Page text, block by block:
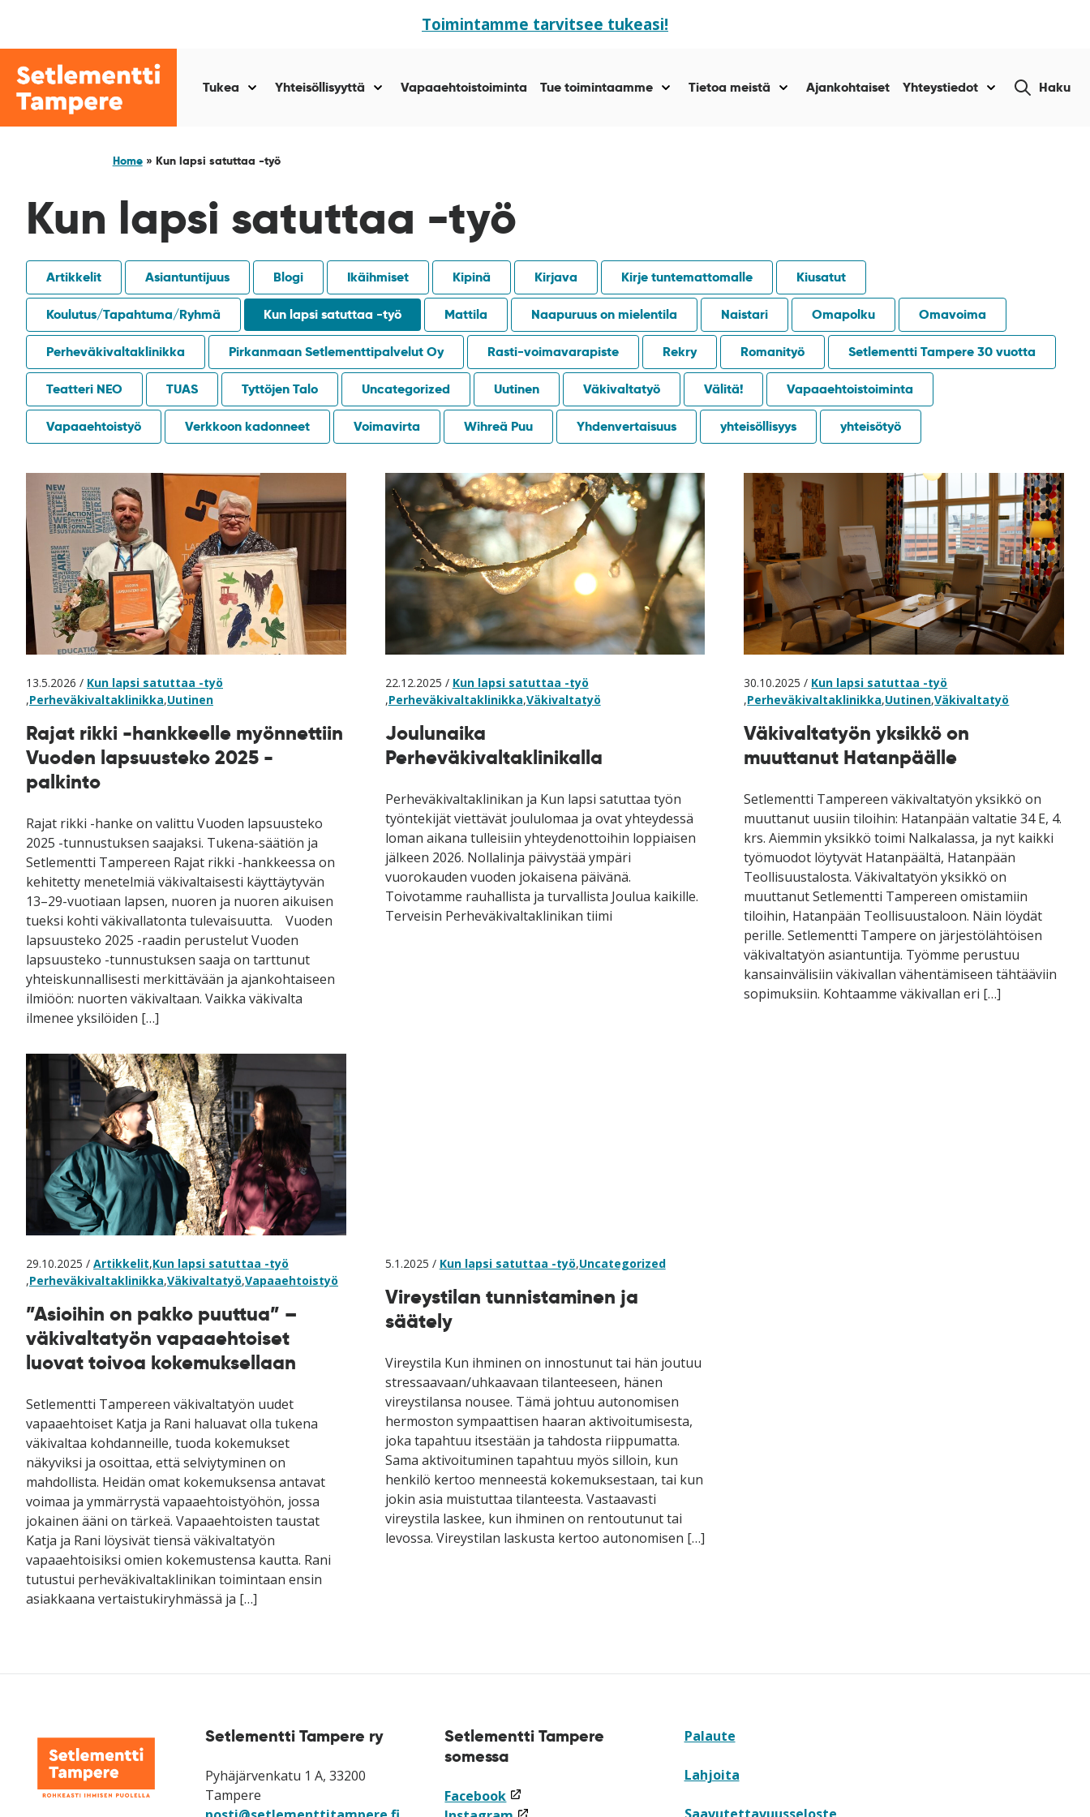
Toimintamme tarvitsee tukeasi!
Tampere
Tukea
Näytä
“Tukea
Yhteisöllisyyttä
Näytä
Vapaaehtoistoiminta Tue toimintaamme
Näytä
Tietoa meistä
Näytä
Ajankohtaiset Yhteystiedot
Näytä
Etsi
Haku
Home» Kun lapsi satuttaa -työ
Kun lapsi satuttaa -työ
Artikkelit Asiantuntijuus Blogi Ikäihmiset Kipinä Kirjava Kirje tuntemattomalle Kiusatut
Koulutus/Tapahtuma/Ryhmä Kun lapsi satuttaa -työ Mattila Naapuruus on mielentila Naistari Omapolku Omavoima
Perheväkivaltaklinikka Pirkanmaan Setlementtipalvelut Oy Rasti-voimavarapiste Rekry Romanityö Setlementti Tampere 30 vuotta
Teatteri NEO TUAS Tyttöjen Talo Uncategorized Uutinen Väkivaltatyö Välitä! Vapaaehtoistoiminta
Vapaaehtoistyö Verkkoon kadonneet Voimavirta Wihreä Puu Yhdenvertaisuus yhteisöllisyys yhteisötyö
13.5.2026 / Kun lapsi satuttaa -työ
,Perheväkivaltaklinikka,Uutinen
Rajat rikki -hankkeelle myönnettiin
Vuoden lapsuusteko 2025 -
palkinto
Rajat rikki -hanke on valittu Vuoden lapsuusteko
2025 -tunnustuksen saajaksi. Tukena-säätiön ja
Setlementti Tampereen Rajat rikki -hankkeessa on
kehitetty menetelmiä väkivaltaisesti käyttäytyvän
13–29-vuotiaan lapsen, nuoren ja nuoren aikuisen
tueksi kohti väkivallatonta tulevaisuutta. Vuoden
lapsuusteko 2025 -raadin perustelut ​Vuoden
lapsuusteko -tunnustuksen saaja on tarttunut
yhteiskunnallisesti merkittävään ja ajankohtaiseen
ilmiöön: nuorten väkivaltaan. Vaikka väkivalta
ilmenee yksilöiden […]
22.12.2025 / Kun lapsi satuttaa -työ
,Perheväkivaltaklinikka,Väkivaltatyö
Joulunaika
Perheväkivaltaklinikalla
Perheväkivaltaklinikan ja Kun lapsi satuttaa työn
työntekijät viettävät joululomaa ja ovat yhteydessä
loman aikana tulleisiin yhteydenottoihin loppiaisen
jälkeen 2026. Nollalinja päivystää ympäri
vuorokauden vuoden jokaisena päivänä.
Toivotamme rauhallista ja turvallista Joulua kaikille.
Terveisin Perheväkivaltaklinikan tiimi
30.10.2025 / Kun lapsi satuttaa -työ
,Perheväkivaltaklinikka,Uutinen,Väkivaltatyö
Väkivaltatyön yksikkö on
muuttanut Hatanpäälle
Setlementti Tampereen väkivaltatyön yksikkö on
muuttanut uusiin tiloihin: Hatanpään valtatie 34 E, 4.
krs. Aiemmin yksikkö toimi Nalkalassa, ja nyt kaikki
työmuodot löytyvät Hatanpäältä, Hatanpään
Teollisuustalosta. Väkivaltatyön yksikkö on
muuttanut Setlementti Tampereen omistamiin
tiloihin, Hatanpään Teollisuustaloon. Näin löydät
perille. Setlementti Tampere on järjestölähtöisen
väkivaltatyön asiantuntija. Työmme perustuu
kansainvälisiin väkivallan vähentämiseen tähtääviin
sopimuksiin. Kohtaamme väkivallan eri […]
29.10.2025 / Artikkelit,Kun lapsi satuttaa -työ
,Perheväkivaltaklinikka,Väkivaltatyö,Vapaaehtoistyö
”Asioihin on pakko puuttua” –
väkivaltatyön vapaaehtoiset
luovat toivoa kokemuksellaan
Setlementti Tampereen väkivaltatyön uudet
vapaaehtoiset Katja ja Rani haluavat olla tukena
väkivaltaa kohdanneille, tuoda kokemukset
näkyviksi ja osoittaa, että selviytyminen on
mahdollista. Heidän omat kokemuksensa antavat
voimaa ja ymmärrystä vapaaehtoistyöhön, jossa
jokainen ääni on tärkeä. Vapaaehtoisten taustat
Katja ja Rani löysivät tiensä väkivaltatyön
vapaaehtoisiksi omien kokemustensa kautta. Rani
tutustui perheväkivaltaklinikan toimintaan ensin
asiakkaana vertaistukiryhmässä ja […]
5.1.2025 / Kun lapsi satuttaa -työ,Uncategorized
Vireystilan tunnistaminen ja
säätely
Vireystila Kun ihminen on innostunut tai hän joutuu
stressaavaan/uhkaavaan tilanteeseen, hänen
vireystilansa nousee. Tämä johtuu autonomisen
hermoston sympaattisen haaran aktivoitumisesta,
joka tapahtuu itsestään ja tahdosta riippumatta.
Sama aktivoituminen tapahtuu myös silloin, kun
henkilö kertoo menneestä kokemuksestaan, tai kun
jokin asia muistuttaa tilanteesta. Vastaavasti
vireystila laskee, kun ihminen on rentoutunut tai
levossa. Vireystilan laskusta kertoo autonomisen […]
Setlementti Tampere ry
Pyhäjärvenkatu 1 A, 33200
Tampere
Setlementti Tampere
somessa
Facebook(linkki
Palaute
Lahjoita